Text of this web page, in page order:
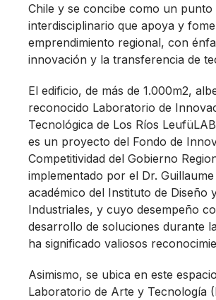
Chile y se concibe como un
interdisciplinario que apoya y
emprendimiento regional, con
innovación y la transferencia de
El edificio, de más de 1.000m2,
reconocido Laboratorio de
Tecnológica de Los Ríos
es un proyecto del Fondo de
Competitividad del Gobierno
implementado por el Dr.
académico del Instituto de Diseño
Industriales, y cuyo desempeño
desarrollo de soluciones durante
ha significado valiosos
Asimismo, se ubica en este
Laboratorio de Arte y Tecnología